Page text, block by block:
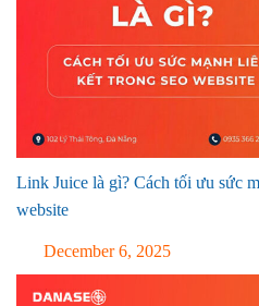
Link Juice là gì? Cách tối ưu sức
website
December 6, 2025